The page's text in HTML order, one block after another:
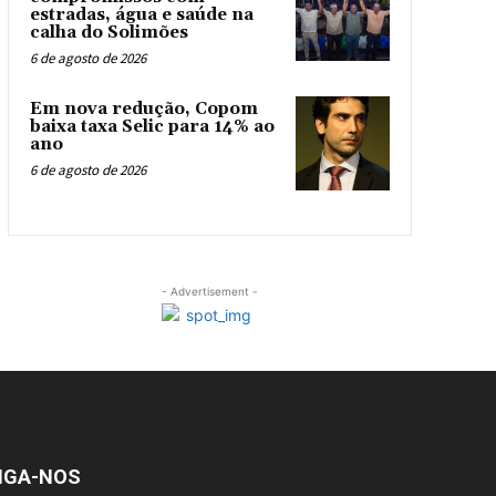
estradas, água e saúde na
calha do Solimões
6 de agosto de 2026
Em nova redução, Copom
baixa taxa Selic para 14% ao
ano
6 de agosto de 2026
- Advertisement -
NOS